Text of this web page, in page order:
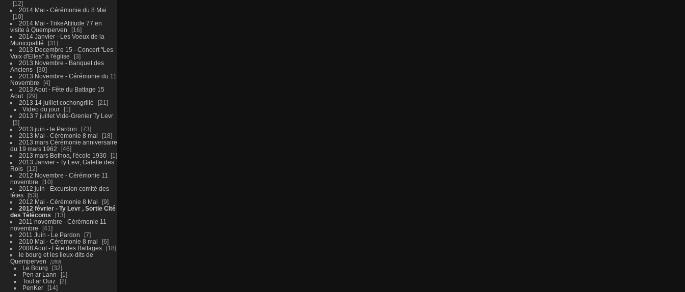
12
2014 Mai - Cérémonie du 8 Mai
10
2014 Mai - TrikeAttitude 77 en
visite à Quemperven
16
2014 Janvier - Les Voeux de la
Municipalité
31
2013 Decembre 15 - Concert "Les
Voix d'Elles" à l'église
3
2013 Novembre - Banquet des
Anciens
30
2013 Novembre - Cérémonie du 11
Novembre
4
2013 Aout - Fête du Battage 15
Aout
29
2013 14 juillet cochongrillé
21
Video du jour
1
2013 7 juillet Vide-Grenier Ty Levr
5
2013 juin - le Pardon
73
2013 Mai - Cérémonie 8 mai
18
2013 mars Cérémonie anniversaire
du 19 mars 1962
46
2013 mars Bothoa, l'école 1930
1
2013 Janvier - Ty Levr, Galette des
Rois
12
2012 Novembre - Cérémonie 11
novembre
10
2012 juin - Excursion comité des
fêtes
53
2012 Mai - Cérémonie 8 Mai
9
2012 février - Ty Levr , Sortie CIté
des Télécoms
13
2011 novembre - Cérémonie 11
novembre
41
2011 Juin - Le Pardon
7
2010 Mai - Cérémonie 8 mai
6
2008 Aout - Fête des Battages
18
le bourg et les lieux-dits de
Quemperven
289
Le Bourg
32
Pen ar Lann
1
Toul ar Ouiz
2
PenKer
14